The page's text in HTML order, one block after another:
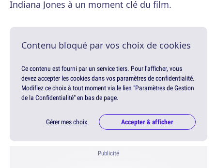
Indiana Jones à un moment clé du film.
Contenu bloqué par vos choix de cookies
Ce contenu est fourni par un service tiers. Pour l'afficher, vous
devez accepter les cookies dans vos paramètres de confidentialité.
Modifiez ce choix à tout moment via le lien "Paramètres de Gestion
de la Confidentialité" en bas de page.
Gérer mes choix Accepter & afficher
Publicité